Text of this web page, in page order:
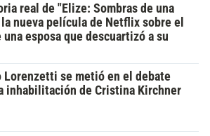
real de "Elize: Sombras de una
nueva película de Netflix sobre el
una esposa que descuartizó a su
Lorenzetti se metió en el debate
inhabilitación de Cristina Kirchner